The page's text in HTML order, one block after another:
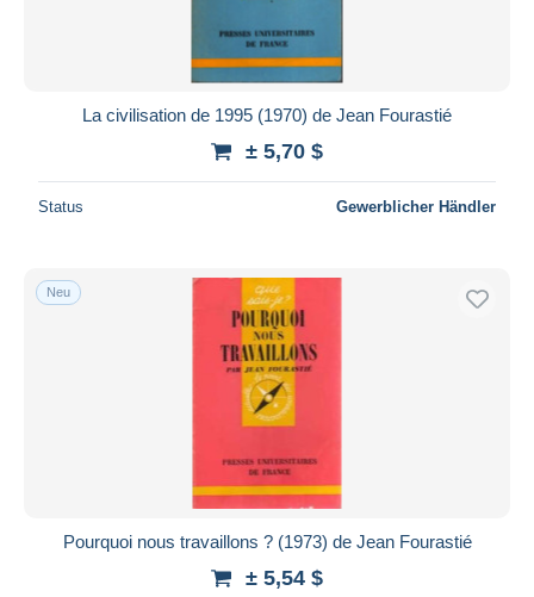
La civilisation de 1995 (1970) de Jean Fourastié
± 5,70 $
Status Gewerblicher Händler
Neu
Pourquoi nous travaillons ? (1973) de Jean Fourastié
± 5,54 $